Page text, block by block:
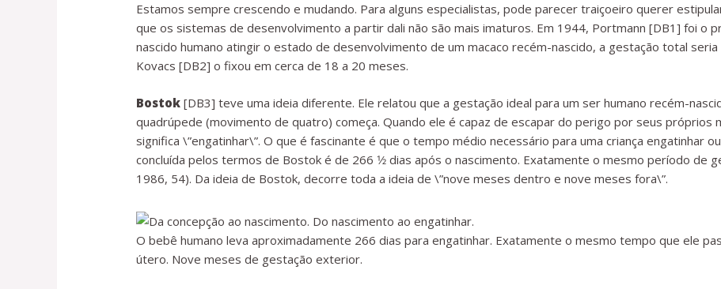
Estamos sempre crescendo e mudando. Para alguns especialistas, pode parecer traiçoeiro querer
que os sistemas de desenvolvimento a partir dali não são mais imaturos. Em 1944, Portmann [DB1] foi o
nascido humano atingir o estado de desenvolvimento de um macaco recém-nascido, a gestação total
Kovacs [DB2] o fixou em cerca de 18 a 20 meses.
Bostok [DB3] teve uma ideia diferente. Ele relatou que a gestação ideal para um ser humano recém-
quadrúpede (movimento de quatro) começa. Quando ele é capaz de escapar do perigo por seus próprios
significa \”engatinhar\”. O que é fascinante é que o tempo médio necessário para uma criança engatinhar
concluída pelos termos de Bostok é de 266 1⁄2 dias após o nascimento. Exatamente o mesmo período de
1986, 54). Da ideia de Bostok, decorre toda a ideia de \”nove meses dentro e nove meses fora\”.
O bebê humano leva aproximadamente 266 dias para engatinhar. Exatamente o mesmo tempo que ele
útero. Nove meses de gestação exterior.